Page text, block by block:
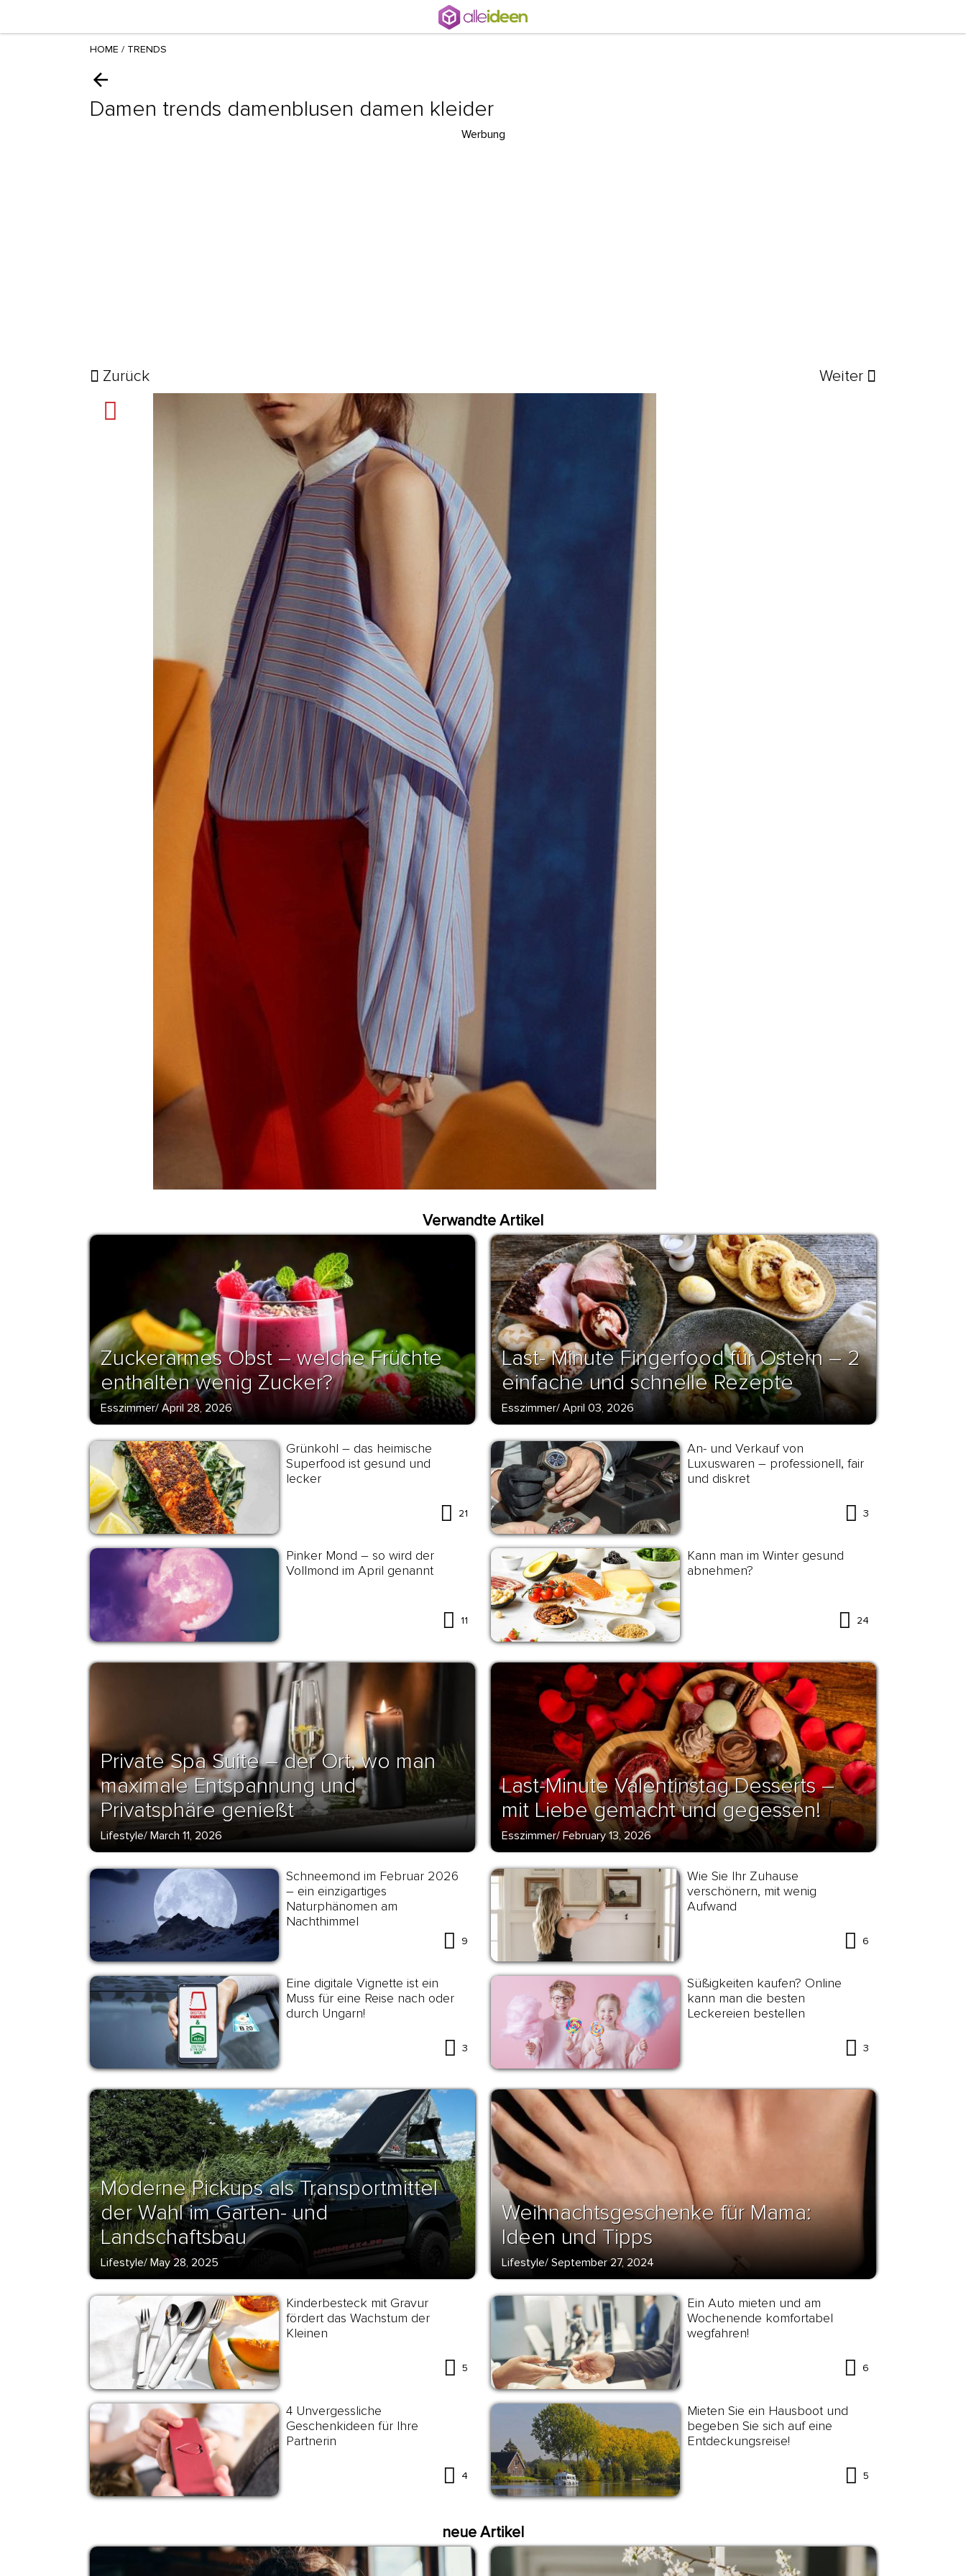
HOME / TRENDS
Damen trends damenblusen damen kleider
Werbung
Zurück Weiter
Verwandte Artikel
Zuckerarmes Obst – welche Früchte
enthalten wenig Zucker?
Esszimmer/ April 28, 2026
Last- Minute Fingerfood für Ostern – 2
einfache und schnelle Rezepte
Esszimmer/ April 03, 2026
Grünkohl – das heimische
Superfood ist gesund und
lecker
21
An- und Verkauf von
Luxuswaren – professionell, fair
und diskret
3
Pinker Mond – so wird der
Vollmond im April genannt
11
Kann man im Winter gesund
abnehmen?
24
Private Spa Suite – der Ort, wo man
maximale Entspannung und
Privatsphäre genießt
Lifestyle/ March 11, 2026
Last-Minute Valentinstag Desserts –
mit Liebe gemacht und gegessen!
Esszimmer/February 13, 2026
Schneemond im Februar 2026
– ein einzigartiges
Naturphänomen am
Nachthimmel
9
Wie Sie Ihr Zuhause
verschönern, mit wenig
Aufwand
6
Eine digitale Vignette ist ein
Muss für eine Reise nach oder
durch Ungarn!
3
Süßigkeiten kaufen? Online
kann man die besten
Leckereien bestellen
3
Moderne Pickups als Transportmittel
der Wahl im Garten- und
Landschaftsbau
Lifestyle/ May 28, 2025
Weihnachtsgeschenke für Mama:
Ideen und Tipps
Lifestyle/ September 27, 2024
Kinderbesteck mit Gravur
fördert das Wachstum der
Kleinen
5
Ein Auto mieten und am
Wochenende komfortabel
wegfahren!
6
4 Unvergessliche
Geschenkideen für Ihre
Partnerin
4
Mieten Sie ein Hausboot und
begeben Sie sich auf eine
Entdeckungsreise!
5
neue Artikel